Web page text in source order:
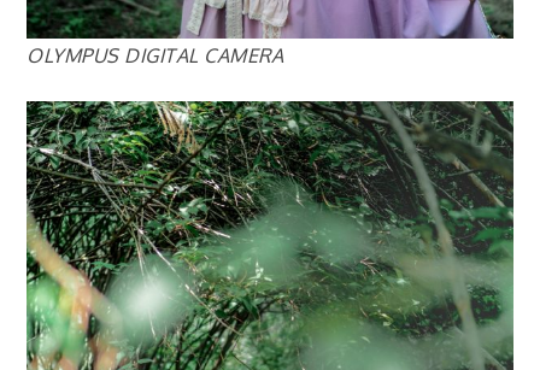
OLYMPUS DIGITAL CAMERA